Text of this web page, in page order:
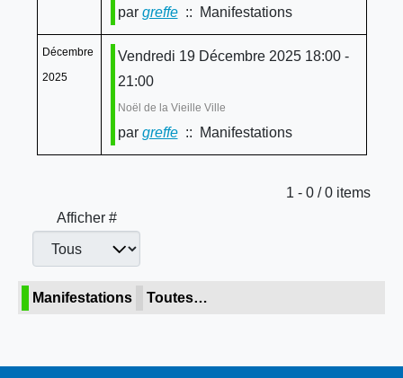
par greffe:: Manifestations
Décembre
2025
Vendredi 19 Décembre 2025 18:00 -
21:00
Noël de la Vieille Ville
par greffe:: Manifestations
Limite de la pagination
1 - 0 / 0 items
Afficher #
Manifestations Toutes…